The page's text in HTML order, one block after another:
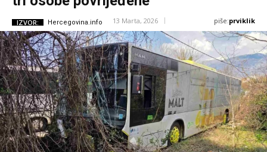
IZVOR: Hercegovina.info 13 Marta, 2026 piše:prviklik